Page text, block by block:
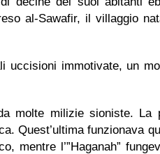
al-Sawafir, il villaggio
uccisioni immotivate, un
molte milizie sioniste. La
Quest’ultima funzionava
mentre l’”Haganah”